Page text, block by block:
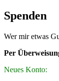
Spenden
Wer mir etwas
Per
Neues Konto: